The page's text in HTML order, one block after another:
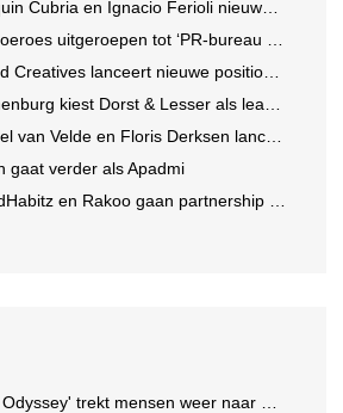
Ignacio Ferioli nieuwe Global CCO’s GUT, Renata Neumann Global Head of Production
uitgeroepen tot ‘PR-bureau van het jaar 2026’
lanceert nieuwe positionering: Create to Celebrate
kiest Dorst & Lesser als lead social agency
en Floris Derksen lanceren I.C.Y. group: drie specialistische bureaus, één visie op groei
gaat verder als Apadmi
en Rakoo gaan partnership aan voor geïntegreerde talentontwikkeling
trekt mensen weer naar de bioscoop